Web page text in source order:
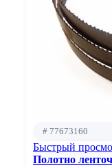
# 77673160
Быстрый
Полотно